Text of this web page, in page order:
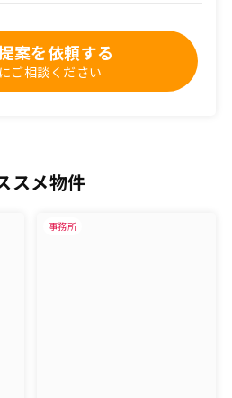
案を依頼する
ご相談ください
スメ物件
事務所